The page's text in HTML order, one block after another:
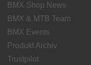
BMX Shop News
BMX & MTB Team
BMX Events
Produkt Archiv
Trustpilot